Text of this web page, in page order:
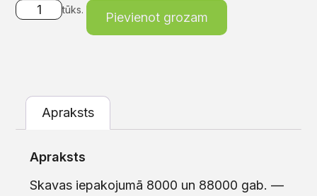
tūks.
Pievienot grozam
Apraksts
Apraksts
Skavas iepakojumā 8000 un 88000 gab. —